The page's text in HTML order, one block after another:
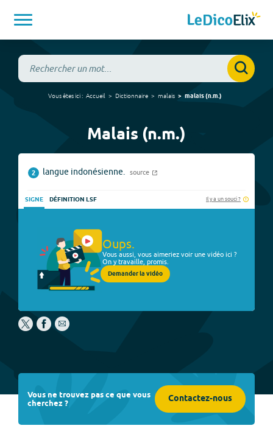
Vous êtes ici : Accueil Dictionnaire malais malais(n.m.)
Malais (n.m.)
2 langue indonésienne. source
SIGNE DÉFINITION LSF Il y a un souci ?
Oups.
Vous aussi, vous aimeriez voir une vidéo ici ?
On y travaille, promis.
Demander la vidéo
Vous ne trouvez pas ce que vous
cherchez ? Contactez-nous